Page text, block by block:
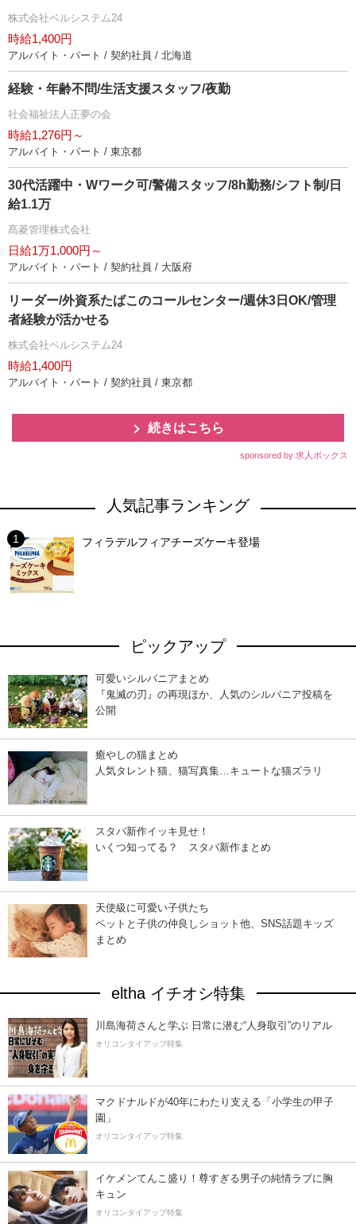
株式会社ベルシステム24
時給1,400円
アルバイト・パート / 契約社員 / 北海道
経験・年齢不問/生活支援スタッフ/夜勤
社会福祉法人正夢の会
時給1,276円～
アルバイト・パート / 東京都
30代活躍中・Wワーク可/警備スタッフ/8h勤務/シフト制/日
給1.1万
髙菱管理株式会社
日給1万1,000円～
アルバイト・パート / 契約社員 / 大阪府
リーダー/外資系たばこのコールセンター/週休3日OK/管理
者経験が活かせる
株式会社ベルシステム24
時給1,400円
アルバイト・パート / 契約社員 / 東京都
続きはこちら
sponsored by 求人ボックス
人気記事ランキング
フィラデルフィアチーズケーキ登場
ピックアップ
可愛いシルバニアまとめ
『鬼滅の刃』の再現ほか、人気のシルバニア投稿を
公開
癒やしの猫まとめ
人気タレント猫、猫写真集…キュートな猫ズラリ
スタバ新作イッキ見せ！
いくつ知ってる？ スタバ新作まとめ
天使級に可愛い子供たち
ペットと子供の仲良しショット他、SNS話題キッズ
まとめ
eltha イチオシ特集
川島海荷さんと学ぶ 日常に潜む“人身取引”のリアル
オリコンタイアップ特集
マクドナルドが40年にわたり支える「小学生の甲子
園」
オリコンタイアップ特集
イケメンてんこ盛り！尊すぎる男子の純情ラブに胸
キュン
オリコンタイアップ特集